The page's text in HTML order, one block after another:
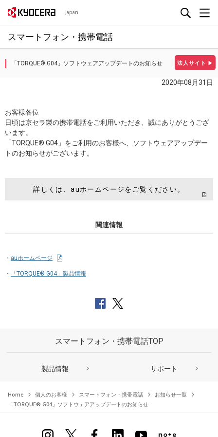
Japan
スマートフォン・携帯電話
法人サイト ▶
「TORQUE® G04」ソフトウェアアップデートのお知らせ
2020年08月31日
お客様各位
日頃は京セラ製の携帯電話をご利用いただき、誠にありがとうござ
います。
「TORQUE® G04」をご利用のお客様へ、ソフトウェアアップデー
トのお知らせがございます。
詳しくは、auホームページをご覧ください。
関連情報
auホームページ
「TORQUE® G04」製品情報
スマートフォン・携帯電話TOP
製品情報 サポート
Home 個人のお客様 スマートフォン・携帯電話
お知らせ一覧
「TORQUE® G04」ソフトウェアアップデートのお知らせ